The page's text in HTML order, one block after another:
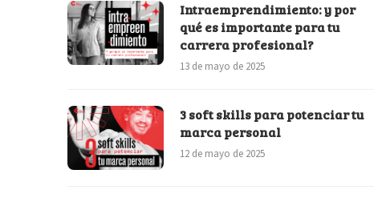
Intraemprendimiento: y por
qué es importante para tu
carrera profesional?
13 de mayo de 2025
3 soft skills para potenciar tu
marca personal
12 de mayo de 2025